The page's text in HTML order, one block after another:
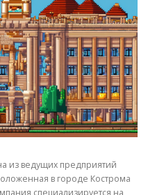
СОРТА МЕТАЛЛОВ
из ведущих предприятий
в городе Кострома